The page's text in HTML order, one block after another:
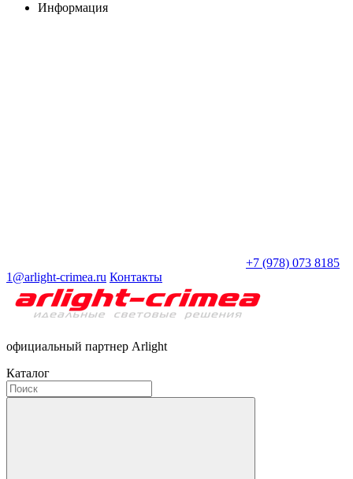
Информация
+7 (978) 073 8185
1@arlight-crimea.ru Контакты
официальный партнер Arlight
Каталог